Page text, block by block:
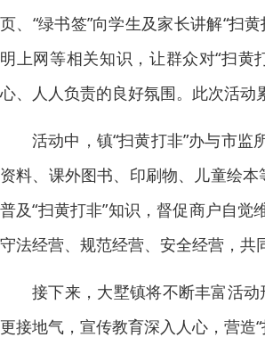
页、“绿书签”向学生及家长讲解“扫
明上网等相关知识，让群众对“扫黄
心、人人负责的良好氛围。此次活动
活动中，镇“扫黄打非”办与市
资料、课外图书、印刷物、儿童绘
普及“扫黄打非”知识，督促商户自
守法经营、规范经营、安全经营，
接下来，大墅镇将不断丰富活
更接地气，宣传教育深入人心，营造